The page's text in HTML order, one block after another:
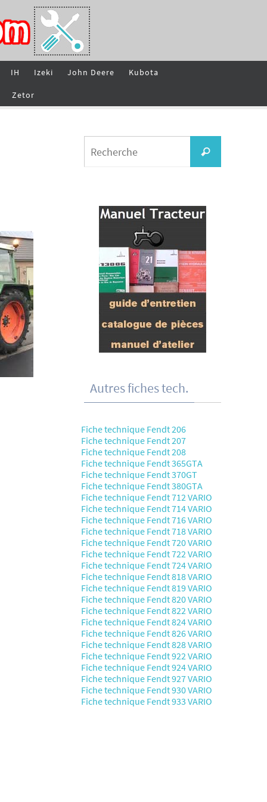
IH Izeki John Deere Kubota
Zetor
Recherche
Autres fiches tech.
Fiche technique Fendt 206
Fiche technique Fendt 207
Fiche technique Fendt 208
Fiche technique Fendt 365GTA
Fiche technique Fendt 370GT
Fiche technique Fendt 380GTA
Fiche technique Fendt 712 VARIO
Fiche technique Fendt 714 VARIO
Fiche technique Fendt 716 VARIO
Fiche technique Fendt 718 VARIO
Fiche technique Fendt 720 VARIO
Fiche technique Fendt 722 VARIO
Fiche technique Fendt 724 VARIO
Fiche technique Fendt 818 VARIO
Fiche technique Fendt 819 VARIO
Fiche technique Fendt 820 VARIO
Fiche technique Fendt 822 VARIO
Fiche technique Fendt 824 VARIO
Fiche technique Fendt 826 VARIO
Fiche technique Fendt 828 VARIO
Fiche technique Fendt 922 VARIO
Fiche technique Fendt 924 VARIO
Fiche technique Fendt 927 VARIO
Fiche technique Fendt 930 VARIO
Fiche technique Fendt 933 VARIO